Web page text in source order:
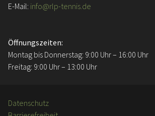
E-Mail: info@rlp-tennis.de
Öffnungszeiten:
Montag bis Donnerstag: 9:00 Uhr – 16:00 Uhr
Freitag: 9:00 Uhr – 13:00 Uhr
Datenschutz